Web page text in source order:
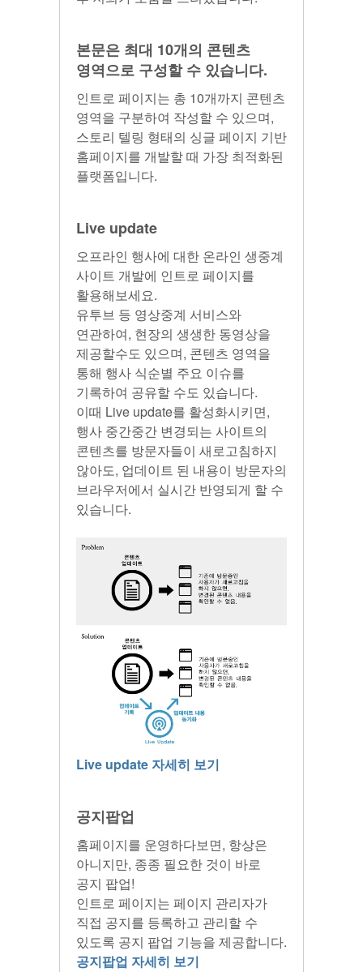
본문은 최대 10개의 콘텐츠
영역으로 구성할 수 있습니다.
인트로 페이지는 총 10개까지 콘텐츠
영역을 구분하여 작성할 수 있으며,
스토리 텔링 형태의 싱글 페이지 기반
홈페이지를 개발할 때 가장 최적화된
플랫폼입니다.
Live update
오프라인 행사에 대한 온라인 생중계
사이트 개발에 인트로 페이지를
활용해보세요.
유투브 등 영상중계 서비스와
연관하여, 현장의 생생한 동영상을
제공할수도 있으며, 콘텐츠 영역을
통해 행사 식순별 주요 이슈를
기록하여 공유할 수도 있습니다.
이때 Live update를 활성화시키면,
행사 중간중간 변경되는 사이트의
콘텐츠를 방문자들이 새로고침하지
않아도, 업데이트 된 내용이 방문자의
브라우저에서 실시간 반영되게 할 수
있습니다.
Live update 자세히 보기
공지팝업
홈페이지를 운영하다보면, 항상은
아니지만, 종종 필요한 것이 바로
공지 팝업!
인트로 페이지는 페이지 관리자가
직접 공지를 등록하고 관리할 수
있도록 공지 팝업 기능을 제공합니다.
공지팝업 자세히 보기